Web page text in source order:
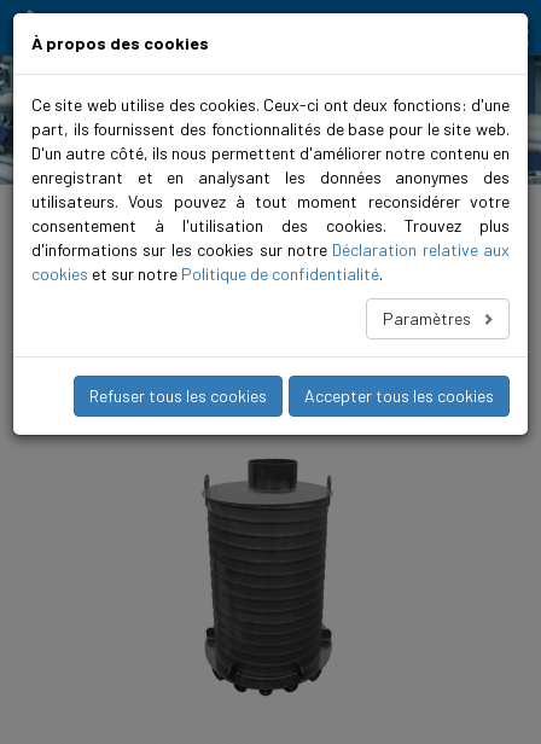
Produits
Home > Produits > Évacuation des eaux usées > Station de pompage préfabriquée
FPS 1500 3.50
FPS 1500 3.5 63 BF11
La configuration FPS 1500 Twin est conçue pour les
installations à double pompe. Grâce à la commande Biral, les
pompes peuvent fonctionner en mode redondant ou assurer à
l’utilisateur la sécurité de fonctionnement requise.
À propos des cookies
Ce site web utilise des cookies. Ceux-ci ont deux fonctions: d'une
part, ils fournissent des fonctionnalités de base pour le site web.
D'un autre côté, ils nous permettent d'améliorer notre contenu en
enregistrant et en analysant les données anonymes des
utilisateurs. Vous pouvez à tout moment reconsidérer votre
consentement à l'utilisation des cookies. Trouvez plus
d'informations sur les cookies sur notre Déclaration relative aux
cookies et sur notre Politique de confidentialité.
Paramètres
Refuser tous les cookies Accepter tous les cookies